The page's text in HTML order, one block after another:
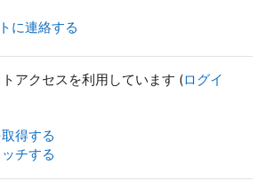
に連絡する
アクセスを利用しています (ログイ
得する
チする